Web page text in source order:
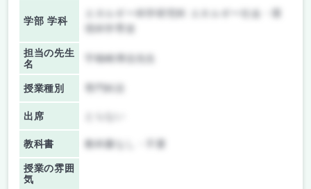
学部 学科
エネルギー科学研究科 エネルギー社会・環
担当の先生
名
宇根崎博信先生
授業種別
出席
教科書 教科書なし・不要
授業の雰囲
気